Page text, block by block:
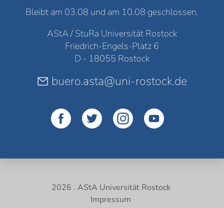
Bleibt am 03.08 und am 10.08 geschlossen.
AStA / StuRa Universität Rostock
Friedrich-Engels-Platz 6
D - 18055 Rostock
buero.asta@uni-rostock.de
2026 . AStA Universität Rostock
Impressum